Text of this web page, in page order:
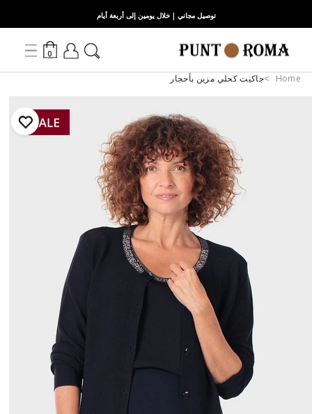
توصيل مجاني | خلال يومين إلى أربعة أيام
0
Home جاكيت كحلي مزين بأحجار